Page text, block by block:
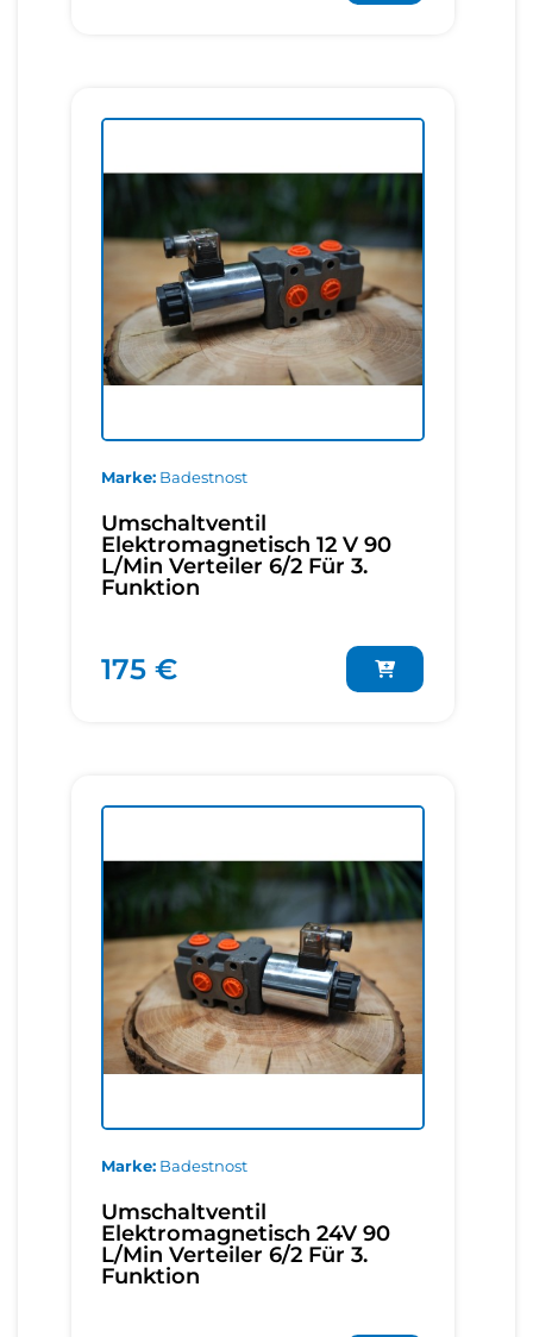
Marke Badestnost
Umschaltventil
Elektromagnetisch 12 V 90
L/Min Verteiler 6/2 Für 3.
Funktion
175 €
Marke Badestnost
Umschaltventil
Elektromagnetisch 24V 90
L/Min Verteiler 6/2 Für 3.
Funktion